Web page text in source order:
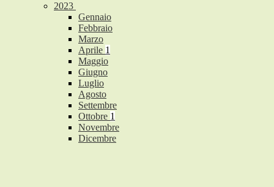
2023
Gennaio
Febbraio
Marzo
Aprile 1
Maggio
Giugno
Luglio
Agosto
Settembre
Ottobre 1
Novembre
Dicembre